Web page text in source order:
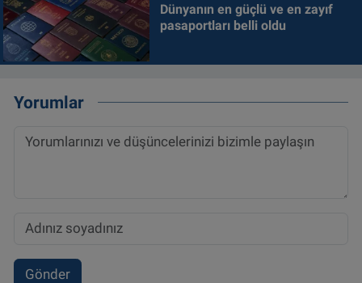
Dünyanın en güçlü ve en zayıf
pasaportları belli oldu
Yorumlar
Gönder